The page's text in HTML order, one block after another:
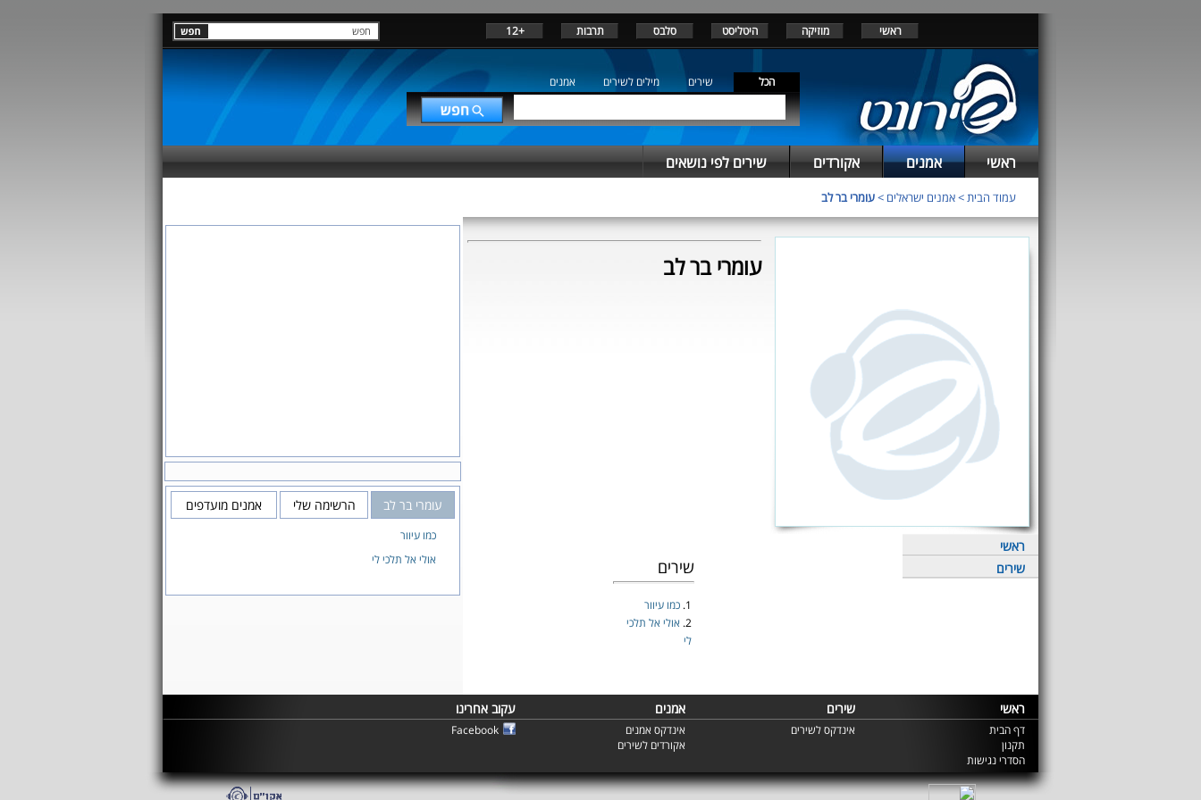
ראשי מוזיקה היטליסט סלבס תרבות +12
הכל שירים מילים לשירים אמנים
ראשי אמנים אקורדים שירים לפי נושאים
עמוד הבית>אמנים ישראלים >עומרי בר לב
עומרי בר לב
ראשי
שירים
שירים
1. כמו עיוור
2. אולי אל תלכי
לי
עומרי בר לב הרשימה שלי אמנים מועדפים
כמו עיוור
אולי אל תלכי לי
ראשי שירים אמנים עקוב אחרינו
דף הבית
תקנון
הסדרי נגישות
אינדקס לשירים
אינדקס אמנים
אקורדים לשירים
Facebook